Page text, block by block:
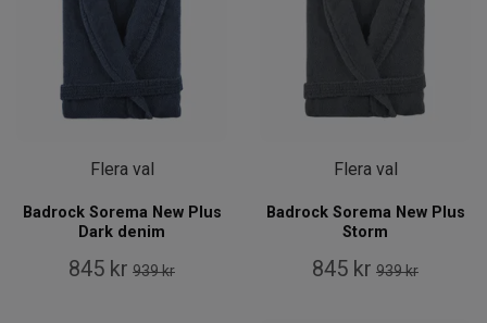
Flera val
Badrock Sorema New Plus
Dark denim
845 kr 939 kr
Flera val
Badrock Sorema New Plus
Storm
845 kr 939 kr